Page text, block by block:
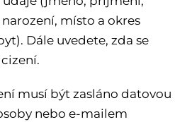
místo a okres
Dále uvedete, zda se
musí být zasláno datovou
nebo e-mailem